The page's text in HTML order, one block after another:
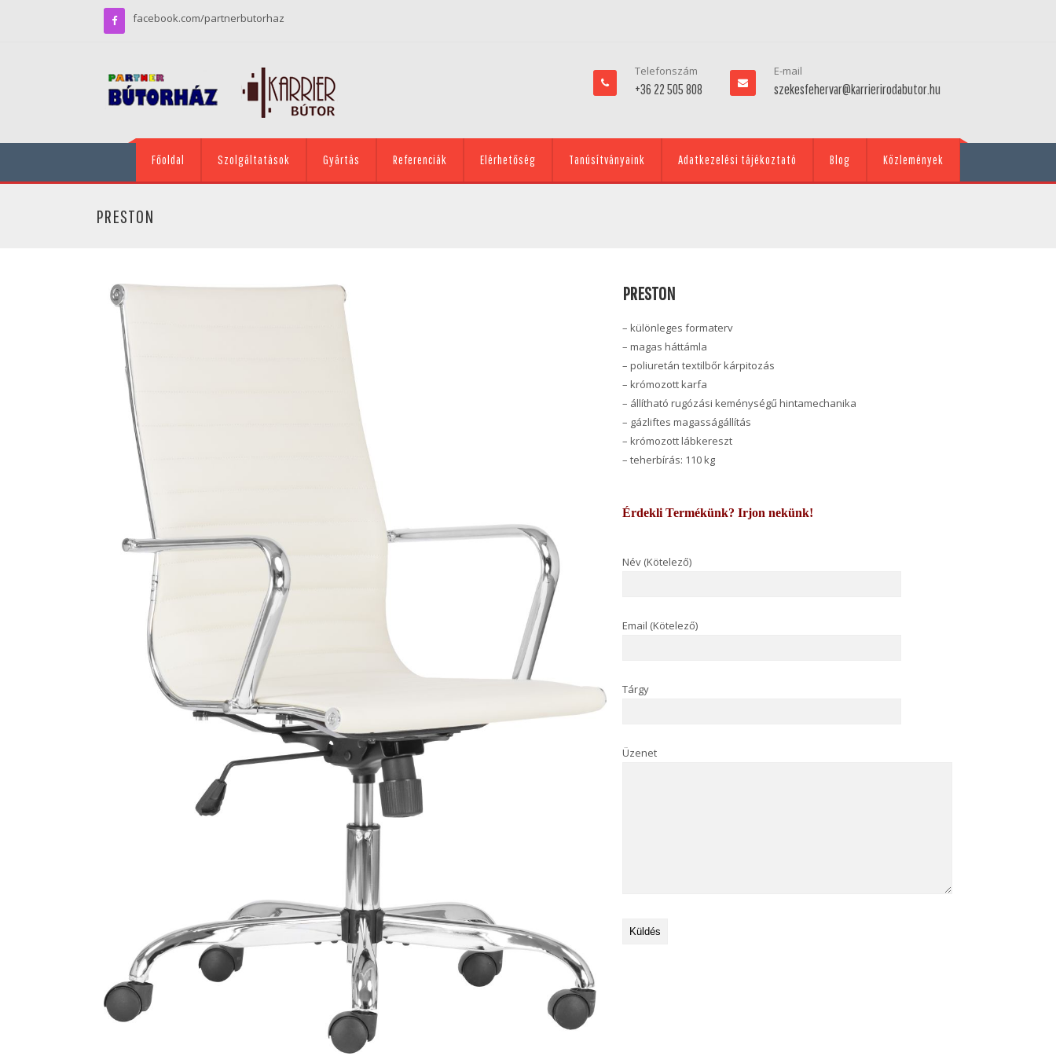
facebook.com/partnerbutorhaz
Telefonszám
+36 22 505 808
E-mail
szekesfehervar@karrierirodabutor.hu
Főoldal Szolgáltatások Gyártás Referenciák Elérhetőség Tanúsítványaink Adatkezelési tájékoztató Blog Közlemények
PRESTON
PRESTON
– különleges formaterv
– magas háttámla
– poliuretán textilbőr kárpitozás
– krómozott karfa
– állítható rugózási keménységű hintamechanika
– gázliftes magasságállítás
– krómozott lábkereszt
– teherbírás: 110 kg
Érdekli Termékünk? Irjon nekünk!
Név (Kötelező)
Email (Kötelező)
Tárgy
Üzenet